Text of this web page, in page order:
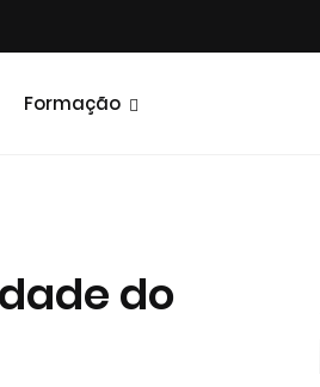
Formação
do